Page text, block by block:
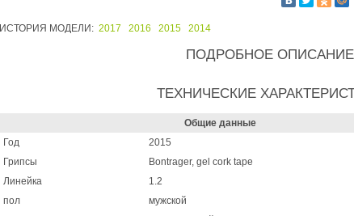
ИСТОРИЯ МОДЕЛИ: 2017 2016 2015 2014
ПОДРОБНОЕ ОПИСАНИЕ
ТЕХНИЧЕСКИЕ
Общие данные
Год
2015
Грипсы
Bontrager, gel cork tape
Линейка
1.2
пол
мужской